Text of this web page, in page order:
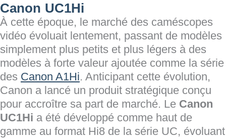
Canon UC1Hi
À cette époque, le marché des caméscopes
vidéo évoluait lentement, passant de modèles
simplement plus petits et plus légers à des
modèles à forte valeur ajoutée comme la série
des Canon A1Hi. Anticipant cette évolution,
Canon a lancé un produit stratégique conçu
pour accroître sa part de marché. Le Canon
UC1Hi a été développé comme haut de
gamme au format Hi8 de la série UC, évoluant